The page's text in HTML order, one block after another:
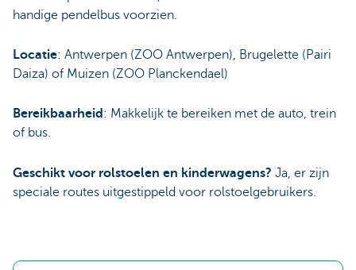
handige pendelbus voorzien.
Locatie: Antwerpen (ZOO Antwerpen), Brugelette (Pairi
Daiza) of Muizen (ZOO Planckendael)
Bereikbaarheid : Makkelijk te bereiken met de auto, trein
of bus.
Geschikt voor rolstoelen en kinderwagens? Ja, er zijn
speciale routes uitgestippeld voor rolstoelgebruikers.